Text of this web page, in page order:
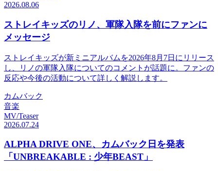
2026.08.06
ストレイキッズのリノ、軍隊入隊を前にファンに
メッセージ
ストレイキッズが新ミニアルバムを2026年8月7日にリリース
し、リノの軍隊入隊についてのコメントが話題に。ファンの
反応や今後の活動について詳しく解説します。
カムバック
音楽
MV/Teaser
2026.07.24
ALPHA DRIVE ONE、カムバック日を発表
「UNBREAKABLE : 少年BEAST」